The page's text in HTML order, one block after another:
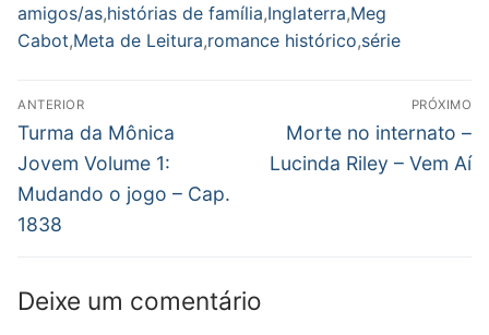
amigos/as,histórias de família,Inglaterra,Meg
Cabot,Meta de Leitura,romance histórico,série
Navegação
de
Post
ANTERIOR
Post
anterior:
Turma da Mônica
Jovem Volume 1:
Mudando o jogo – Cap.
1838
PRÓXIMO
Próximo
post:
Morte no internato –
Lucinda Riley – Vem Aí
Deixe um comentário